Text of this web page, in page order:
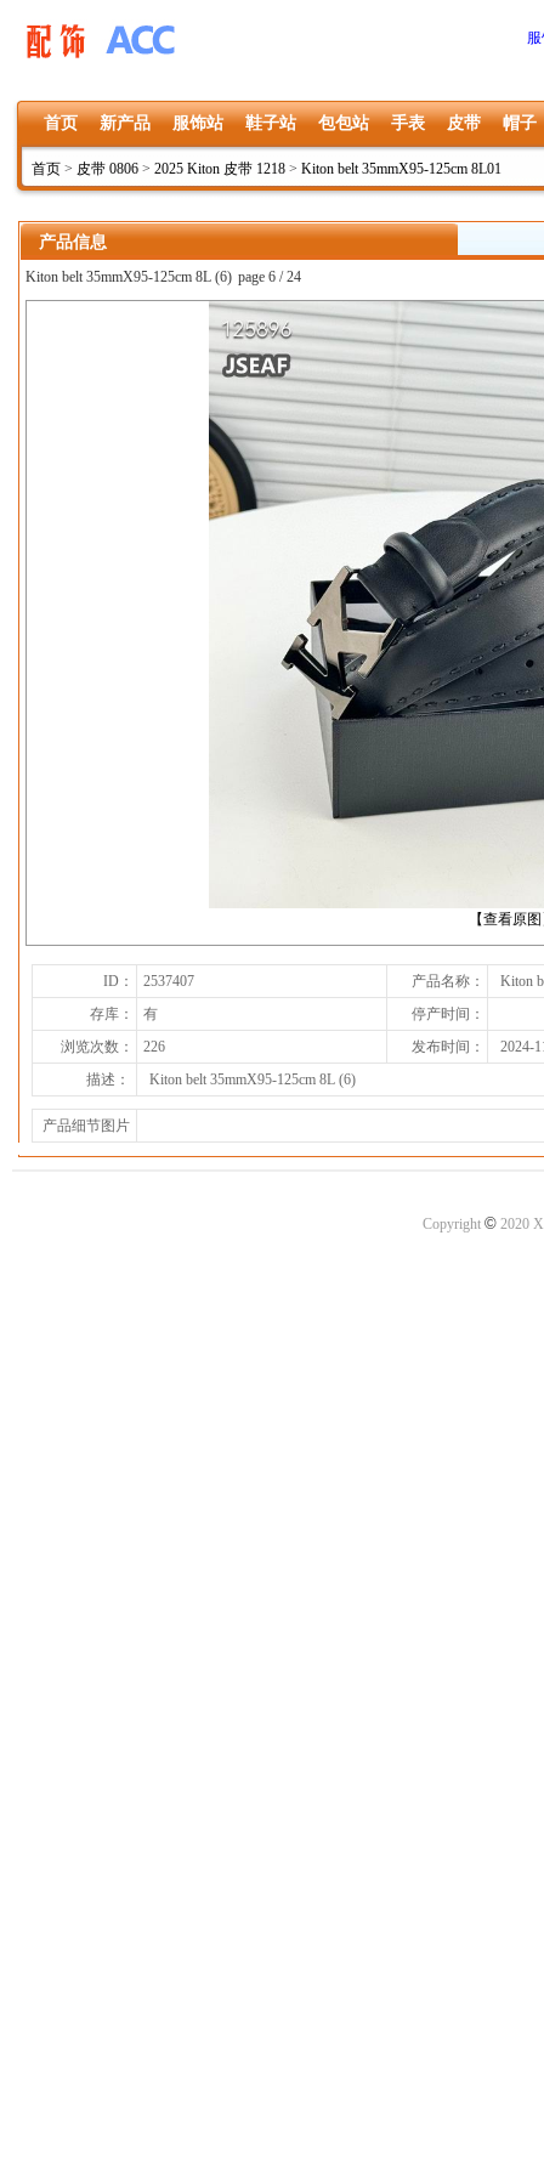
首页 新产品 服饰站 鞋子站 包包站 手表 皮带 帽子
首页 > 皮带 0806 > 2025 Kiton 皮带 1218 > Kiton belt 35mmX95-125cm 8L01
产品信息
Kiton belt 35mmX95-125cm 8L (6) page 6 / 24
【查看原
上一张
ID： 2537407 产品名称：
Kiton
存库：
有
停产时间：
浏览次数：
226 发布时间：
2024-
描述：
Kiton belt 35mmX95-125cm 8L (6)
产品细节图片
Copyright ©2020